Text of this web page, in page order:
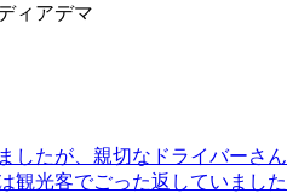
ィアデマ
したが、親切なドライバーさん
観光客でごった返していました